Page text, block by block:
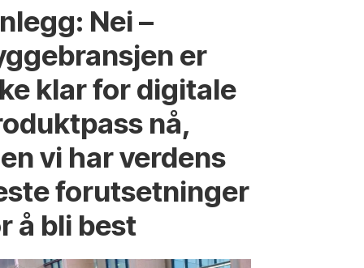
Nei –
er
klar for digitale
nå,
vi har verdens
forutsetninger
å bli best